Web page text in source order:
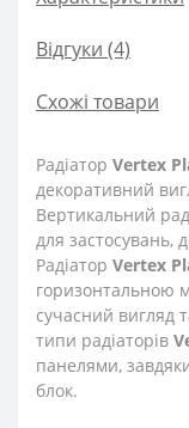
Відгуки (4)
Схожі товари
Радіатор Vertex
декоративний
Вертикальний
для застосувань,
Радіатор Vertex
горизонтальною
сучасний вигляд
типи радіаторів
панелями,
блок.